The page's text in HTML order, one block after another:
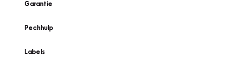
Garantie
Pechhulp
Labels